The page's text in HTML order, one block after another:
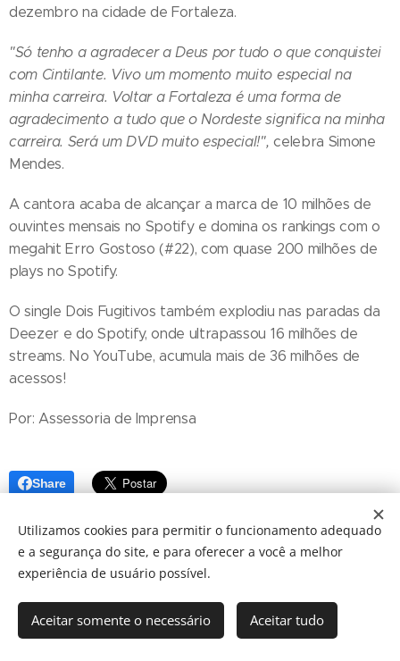
dezembro na cidade de Fortaleza.
"Só tenho a agradecer a Deus por tudo o que conquistei
com Cintilante. Vivo um momento muito especial na
minha carreira. Voltar a Fortaleza é uma forma de
agradecimento a tudo que o Nordeste significa na minha
carreira. Será um DVD muito especial!", celebra Simone
Mendes.
A cantora acaba de alcançar a marca de 10 milhões de
ouvintes mensais no Spotify e domina os rankings com o
megahit Erro Gostoso (#22), com quase 200 milhões de
plays no Spotify.
O single Dois Fugitivos também explodiu nas paradas da
Deezer e do Spotify, onde ultrapassou 16 milhões de
streams. No YouTube, acumula mais de 36 milhões de
acessos!
Por: Assessoria de Imprensa
Share
© 2024 JBarretos Eventos.
Utilizamos cookies para permitir o funcionamento adequado
e a segurança do site, e para oferecer a você a melhor
experiência de usuário possível.
Aceitar somente o necessário Aceitar tudo